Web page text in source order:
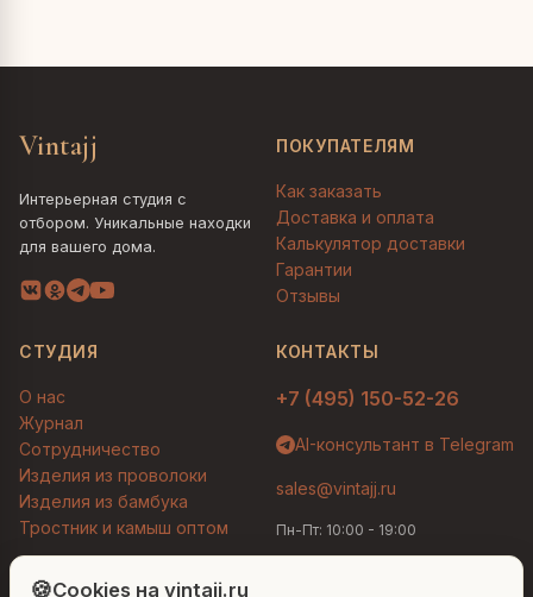
Vintajj
Интерьерная студия с
отбором. Уникальные находки
для вашего дома.
ПОКУПАТЕЛЯМ
Как заказать
Доставка и оплата
Калькулятор доставки
Гарантии
Отзывы
СТУДИЯ
О нас
Журнал
Сотрудничество
Изделия из проволоки
Изделия из бамбука
Тростник и камыш оптом
КОНТАКТЫ
+7 (495) 150-52-26
AI-консультант в Telegram
sales@vintajj.ru
Пн-Пт: 10:00 - 19:00
🍪Cookies на vintajj.ru
Людмила